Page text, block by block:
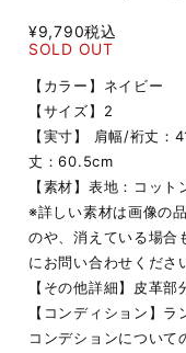
¥9,790税込
SOLD OUT
【カラー】ネイビー
【サイズ】2
【実寸】 肩幅/裄丈
丈：60.5cm
【素材】表地：コット
※詳しい素材は画像の
のや、消えている場合
にお問い合わせくださ
【その他詳細】皮革部
【コンディション】ラ
コンデションについて